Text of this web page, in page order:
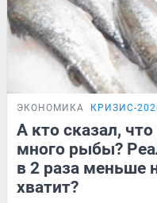
ЭКОНОМИКА КРИЗИС-
А кто сказал,
много рыбы?
в 2 раза меньше
хватит?